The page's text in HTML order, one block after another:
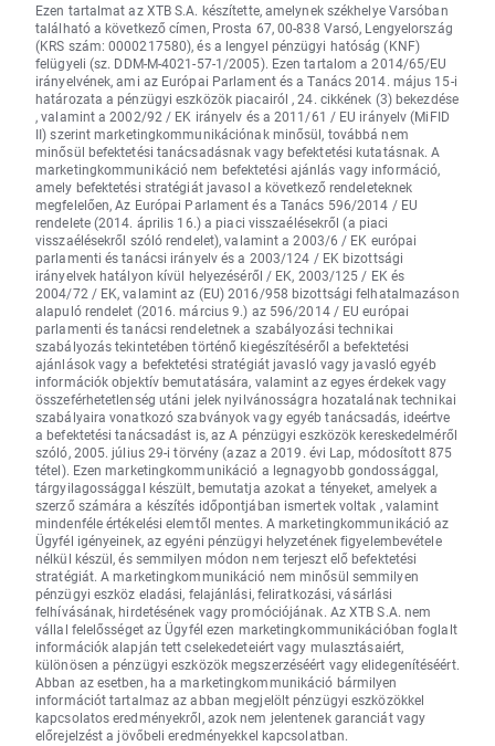
Ezen tartalmat az XTB S.A. készítette, amelynek székhelye Varsóban
található a következő címen, Prosta 67, 00-838 Varsó, Lengyelország
(KRS szám: 0000217580), és a lengyel pénzügyi hatóság (KNF)
felügyeli (sz. DDM-M-4021-57-1/2005). Ezen tartalom a 2014/65/EU
irányelvének, ami az Európai Parlament és a Tanács 2014. május 15-i
határozata a pénzügyi eszközök piacairól , 24. cikkének (3) bekezdése
, valamint a 2002/92 / EK irányelv és a 2011/61 / EU irányelv (MiFID
II) szerint marketingkommunikációnak minősül, továbbá nem
minősül befektetési tanácsadásnak vagy befektetési kutatásnak. A
marketingkommunikáció nem befektetési ajánlás vagy információ,
amely befektetési stratégiát javasol a következő rendeleteknek
megfelelően, Az Európai Parlament és a Tanács 596/2014 / EU
rendelete (2014. április 16.) a piaci visszaélésekről (a piaci
visszaélésekről szóló rendelet), valamint a 2003/6 / EK európai
parlamenti és tanácsi irányelv és a 2003/124 / EK bizottsági
irányelvek hatályon kívül helyezéséről / EK, 2003/125 / EK és
2004/72 / EK, valamint az (EU) 2016/958 bizottsági felhatalmazáson
alapuló rendelet (2016. március 9.) az 596/2014 / EU európai
parlamenti és tanácsi rendeletnek a szabályozási technikai
szabályozás tekintetében történő kiegészítéséről a befektetési
ajánlások vagy a befektetési stratégiát javasló vagy javasló egyéb
információk objektív bemutatására, valamint az egyes érdekek vagy
összeférhetetlenség utáni jelek nyilvánosságra hozatalának technikai
szabályaira vonatkozó szabványok vagy egyéb tanácsadás, ideértve
a befektetési tanácsadást is, az A pénzügyi eszközök kereskedelméről
szóló, 2005. július 29-i törvény (azaz a 2019. évi Lap, módosított 875
tétel). Ezen marketingkommunikáció a legnagyobb gondossággal,
tárgyilagossággal készült, bemutatja azokat a tényeket, amelyek a
szerző számára a készítés időpontjában ismertek voltak , valamint
mindenféle értékelési elemtől mentes. A marketingkommunikáció az
Ügyfél igényeinek, az egyéni pénzügyi helyzetének figyelembevétele
nélkül készül, és semmilyen módon nem terjeszt elő befektetési
stratégiát. A marketingkommunikáció nem minősül semmilyen
pénzügyi eszköz eladási, felajánlási, feliratkozási, vásárlási
felhívásának, hirdetésének vagy promóciójának. Az XTB S.A. nem
vállal felelősséget az Ügyfél ezen marketingkommunikációban foglalt
információk alapján tett cselekedeteiért vagy mulasztásaiért,
különösen a pénzügyi eszközök megszerzéséért vagy elidegenítéséért.
Abban az esetben, ha a marketingkommunikáció bármilyen
információt tartalmaz az abban megjelölt pénzügyi eszközökkel
kapcsolatos eredményekről, azok nem jelentenek garanciát vagy
előrejelzést a jövőbeli eredményekkel kapcsolatban.